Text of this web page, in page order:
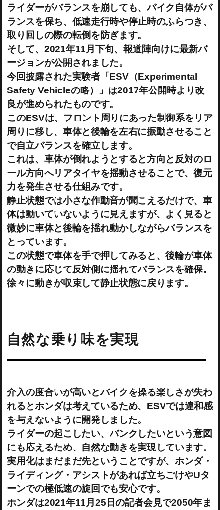
ライダーがバランスを崩しても、バイク自体がバ
ランスを保ち、低速走行時や停止時のふらつき、
取り回しの際の転倒を防ぎます。
そして、2021年11月下旬、報道陣向けに最新バ
ージョンが公開されました。
今回披露された実験者「ESV（Experimental
Safety Vehicleの略）」は2017年公開時より改
良が進められたものです。
このESVは、フロント周りにあった制御系をリア
周りに移し、車体と後輪を左右に振動させること
で自立バランスを確立します。
これは、車体が倒れようとすると方向と反対のロ
ール方向へリアタイヤを揺動させることで、復元
力を発生させる仕組みです。
静止状態では小さな作動音が聞こえるだけで、車
体は動いていないように見えますが、よく見ると
微妙に車体と後輪を揺れ動かしながらバランスを
とっています。
この状態で車体を手で押してみると、後輪が車体
の動きに応じて反対側に揺れてバランスを確保。
徐々に動きが収束して静止状態に戻ります。
自然な乗り味を実現
介入の度合いが高いとバイクを操る楽しさが失わ
れるとホンダは考えているため、ESVでは違和感
を与えないように開発しました。
ライダーの起こしたい、バンクしたいという意図
にも応えるため、自然な動きを実現しています。
実用化はまだまだ先ということですが、ホンダ・
ライディング・アシストがあれば立ちごけやUタ
ーンでの極低速の旋回でも安心です。
ホンダは2021年11月25日の記者会見で2050年ま